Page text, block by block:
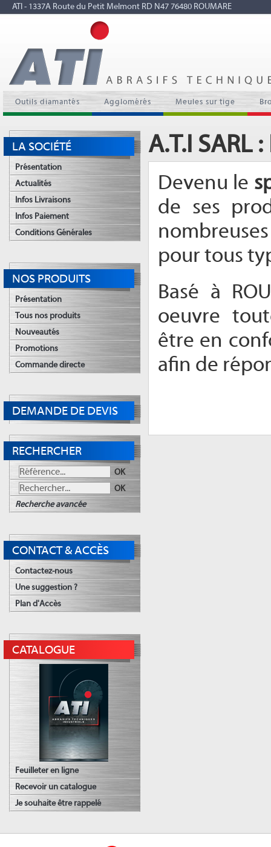
ATI - 1337A Route du Petit Melmont RD N47 76480 ROUMARE
Outils diamantés Agglomérés Meules sur tige
LA SOCIÉTÉ
Présentation
Actualités
Infos Livraisons
Infos Paiement
Conditions Générales
NOS PRODUITS
Présentation
Tous nos produits
Nouveautés
Promotions
Commande directe
DEMANDE DE DEVIS
RECHERCHER
OK
OK
Recherche avancée
CONTACT & ACCÈS
Contactez-nous
Une suggestion ?
Plan d'Accès
CATALOGUE
Feuilleter en ligne
Recevoir un catalogue
Je souhaite être rappelé
A.T.I SARL
Devenu le
de ses
pour tous
Basé à
oeuvre
être en
afin de